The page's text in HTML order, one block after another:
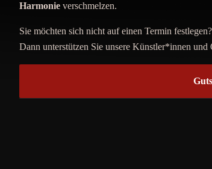
Harmonie verschmelzen.
Sie möchten sich nicht auf einen Termin festlegen?
Dann unterstützen Sie unsere Künstler*innen